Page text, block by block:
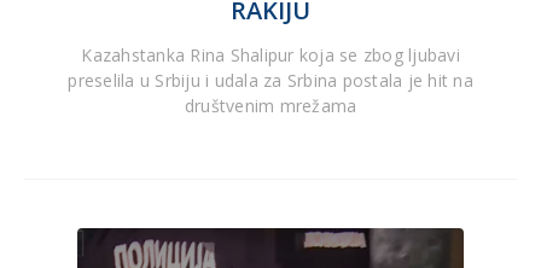
RAKIJU
Kazahstanka Rina Shalipur koja se zbog ljubavi
preselila u Srbiju i udala za Srbina postala je hit na
društvenim mrežama